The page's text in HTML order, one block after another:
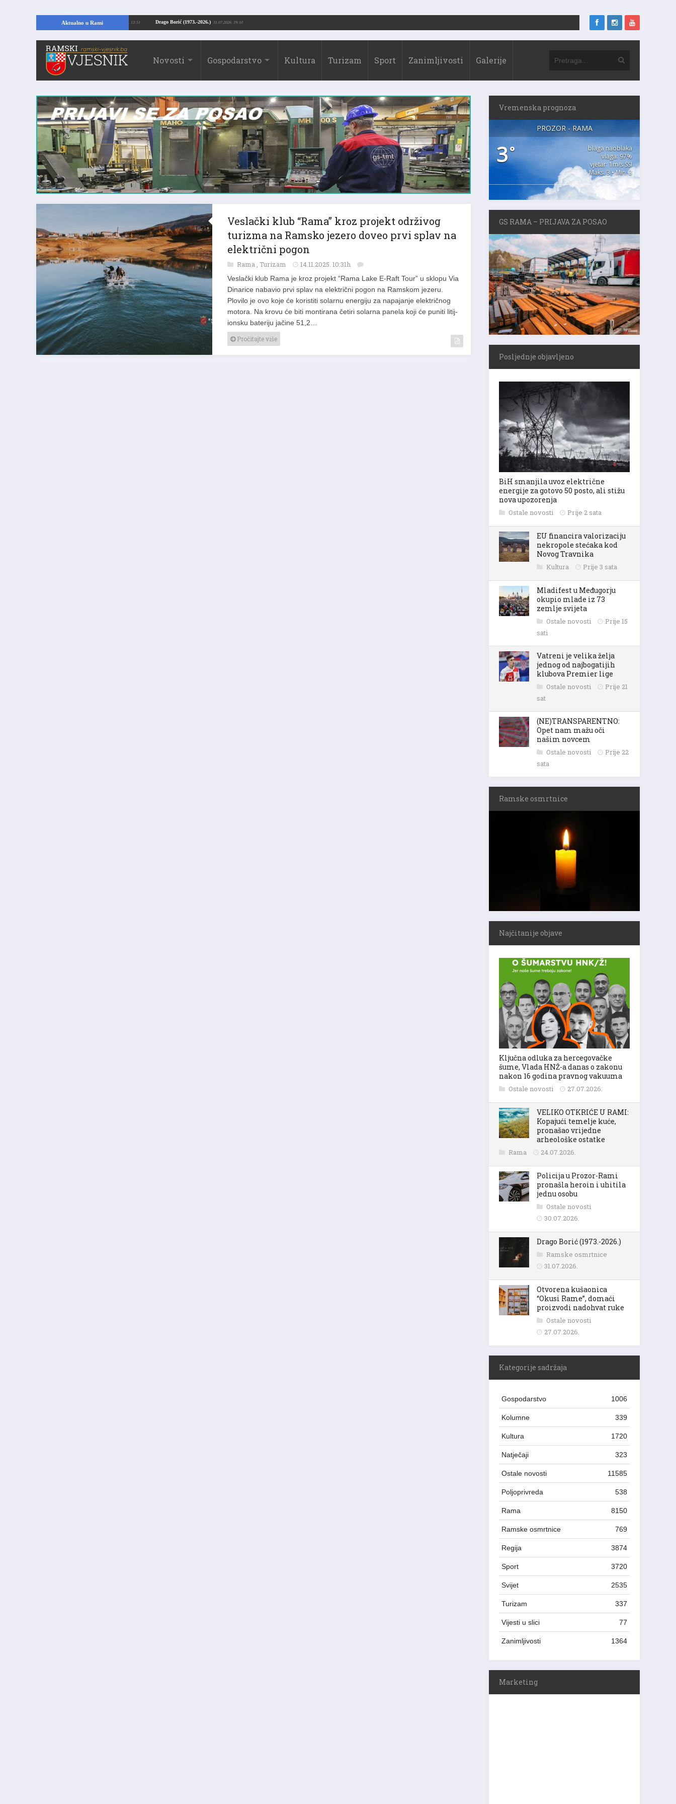
Aktualno u Rami Drago Borić (1973.-2026.) 31.07.2026. 19:10
temelje kuće, pronašao vrijedne arheološke ostatke 24.07.2026. 13:51
Novosti Gospodarstvo Kultura Turizam Sport Zanimljivosti Galerije
Veslački klub “Rama” kroz projekt održivog
turizma na Ramsko jezero doveo prvi splav na
električni pogon
Rama, Turizam 14.11.2025. 10:31h
Veslački klub Rama je kroz projekt “Rama Lake E-Raft Tour” u sklopu Via
Dinarice nabavio prvi splav na električni pogon na Ramskom jezeru.
Plovilo je ovo koje će koristiti solarnu energiju za napajanje električnog
motora. Na krovu će biti montirana četiri solarna panela koji će puniti litij-
ionsku bateriju jačine 51,2…
Pročitajte više
Vremenska prognoza
PROZOR - RAMA
3°
blaga naoblaka
vlaga: 97%
vjetar: 1m/s SSI
Maks. 3 • Min. 3
GS RAMA – PRIJAVA ZA POSAO
Posljednje objavljeno
BiH smanjila uvoz električne
energije za gotovo 50 posto, ali stižu
nova upozorenja
Ostale novosti Prije 2 sata
EU financira valorizaciju
nekropole stećaka kod
Novog Travnika
Kultura Prije 3 sata
Mladifest u Međugorju
okupio mlade iz 73
zemlje svijeta
Ostale novosti
Prije 15
sati
Vatreni je velika želja
jednog od najbogatijih
klubova Premier lige
Ostale novosti
Prije 21
sat
(NE)TRANSPARENTNO:
Opet nam mažu oči
našim novcem
Ostale novosti
Prije 22
sata
Ramske osmrtnice
Najčitanije objave
Ključna odluka za hercegovačke
šume, Vlada HNŽ-a danas o zakonu
nakon 16 godina pravnog vakuuma
Ostale novosti 27.07.2026.
VELIKO OTKRIĆE U RAMI:
Kopajući temelje kuće,
pronašao vrijedne
arheološke ostatke
Rama 24.07.2026.
Policija u Prozor-Rami
pronašla heroin i uhitila
jednu osobu
Ostale novosti
30.07.2026.
Drago Borić (1973.-2026.)
Ramske osmrtnice
31.07.2026.
Otvorena kušaonica
“Okusi Rame”, domaći
proizvodi nadohvat ruke
Ostale novosti
27.07.2026.
Kategorije sadržaja
Gospodarstvo 1006
Kolumne 339
Kultura 1720
Natječaji 323
Ostale novosti 11585
Poljoprivreda 538
Rama 8150
Ramske osmrtnice 769
Regija 3874
Sport 3720
Svijet 2535
Turizam 337
Vijesti u slici 77
Zanimljivosti 1364
Marketing